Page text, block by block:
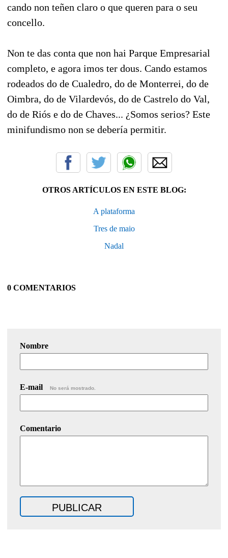
cando non teñen claro o que queren para o seu
concello.
Non te das conta que non hai Parque Empresarial
completo, e agora imos ter dous. Cando estamos
rodeados do de Cualedro, do de Monterrei, do de
Oimbra, do de Vilardevós, do de Castrelo do Val,
do de Riós e do de Chaves... ¿Somos serios? Este
minifundismo non se debería permitir.
OTROS ARTÍCULOS EN ESTE BLOG:
A plataforma
Tres de maio
Nadal
0 COMENTARIOS
Nombre
E-mail No será mostrado.
Comentario